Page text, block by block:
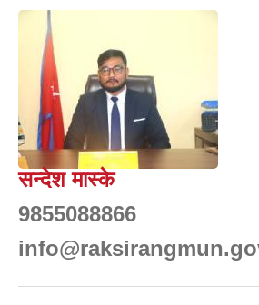
सन्देश मास्के
9855088866